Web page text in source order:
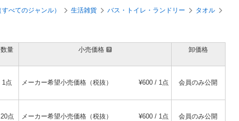
べてのジャンル） 生活雑貨 バス・トイレ・ランドリー
タオル
数量 小売価格 卸価格
1点 メーカー希望小売価格（税抜） ¥600 / 1点 会員のみ公開
20点 メーカー希望小売価格（税抜） ¥600 / 1点 会員のみ公開